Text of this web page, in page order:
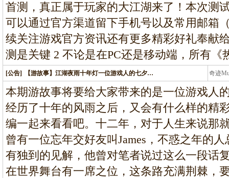
首测，真正属于玩家的大江湖来了！本次测
可以通过官方渠道留下手机号以及常用邮箱
续关注游戏官方资讯还有更多精彩好礼奉献
测是关键 2 不论是在PC还是移动端，所有《
[公告] 【游故事】江湖夜雨十年灯一位游戏人的七夕… 奇迹
条
本期游故事将要给大家带来的是一位游戏人
经历了十年的风雨之后，又会有什么样的精
编一起来看看吧。十二年，对于人生来说那
曾有一位忘年交好友叫James，不惑之年的
有独到的见解，他曾对笔者说过这么一段话
在世界舞台有一席之位，这条路充满荆棘，